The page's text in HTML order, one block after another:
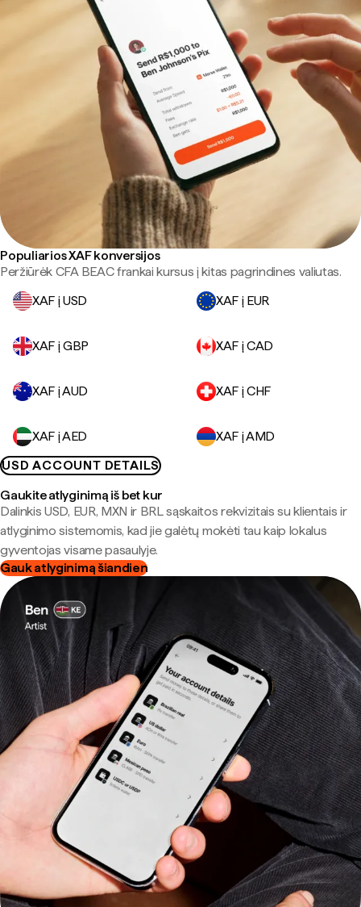
Populiarios XAF konversijos
Peržiūrėk CFA BEAC frankai kursus į kitas pagrindines valiutas.
XAF į USD
XAF į EUR
XAF į GBP XAF į CAD
XAF į AUD XAF į CHF
XAF į AED
XAF į AMD
USD ACCOUNT DETAILS
Gaukite atlyginimą iš bet kur
Dalinkis USD, EUR, MXN ir BRL sąskaitos rekvizitais su klientais ir
atlyginimo sistemomis, kad jie galėtų mokėti tau kaip lokalus
gyventojas visame pasaulyje.
Gauk atlyginimą šiandien